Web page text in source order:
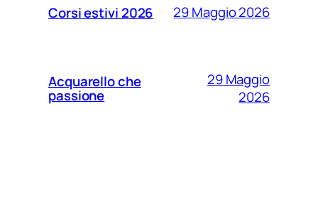
Corsi estivi 2026 29 Maggio 2026
Acquarello che
passione
29 Maggio
2026